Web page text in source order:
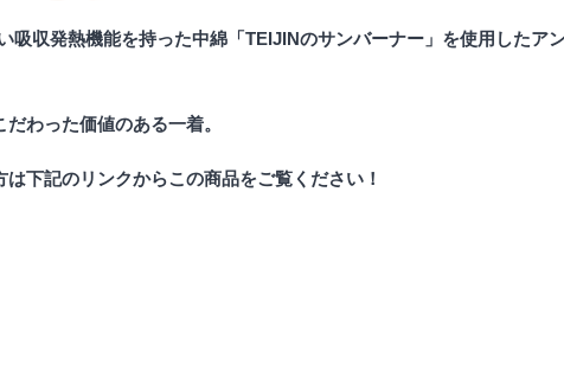
吸収発熱機能を持った中綿「TEIJINのサンバーナー」を使用したア
わった価値のある一着。
下記のリンクからこの商品をご覧ください！